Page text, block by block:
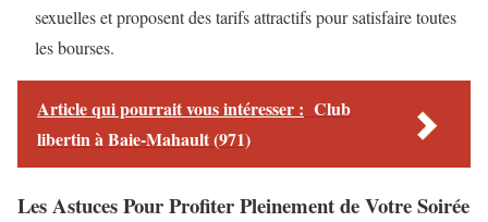
sexuelles et proposent des tarifs attractifs pour satisfaire toutes
les bourses.
Article qui pourrait vous intéresser : Club
libertin à Baie-Mahault (971)
Les Astuces Pour Profiter Pleinement de Votre Soirée